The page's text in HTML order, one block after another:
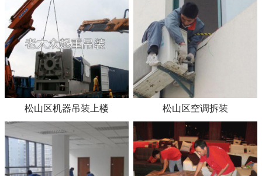
松山区机器吊装上楼 松山区空调拆装